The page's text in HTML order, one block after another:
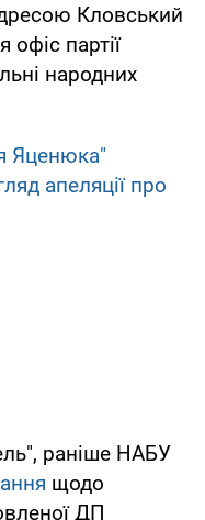
Кловський
офіс партії
народних
Яценюка"
апеляції про
раніше НАБУ
щодо
ДП